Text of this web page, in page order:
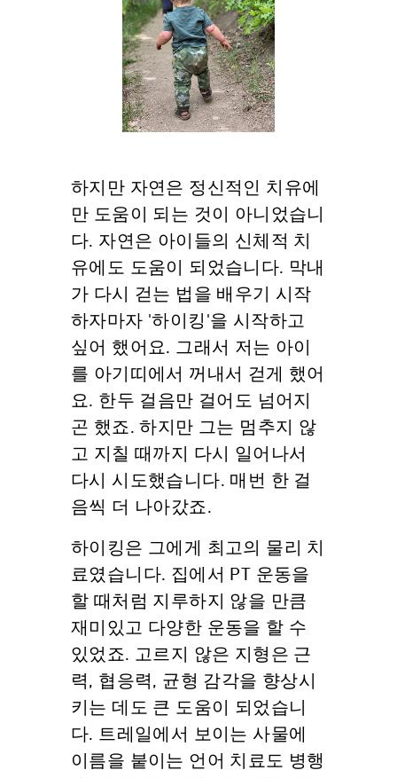
하지만 자연은 정신적인 치유에
만 도움이 되는 것이 아니었습니
다. 자연은 아이들의 신체적 치
유에도 도움이 되었습니다. 막내
가 다시 걷는 법을 배우기 시작
하자마자 '하이킹'을 시작하고
싶어 했어요. 그래서 저는 아이
를 아기띠에서 꺼내서 걷게 했어
요. 한두 걸음만 걸어도 넘어지
곤 했죠. 하지만 그는 멈추지 않
고 지칠 때까지 다시 일어나서
다시 시도했습니다. 매번 한 걸
음씩 더 나아갔죠.
하이킹은 그에게 최고의 물리 치
료였습니다. 집에서 PT 운동을
할 때처럼 지루하지 않을 만큼
재미있고 다양한 운동을 할 수
있었죠. 고르지 않은 지형은 근
력, 협응력, 균형 감각을 향상시
키는 데도 큰 도움이 되었습니
다. 트레일에서 보이는 사물에
이름을 붙이는 언어 치료도 병행